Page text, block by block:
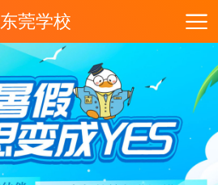
东莞学校